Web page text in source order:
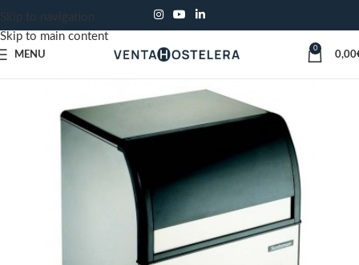
Skip to navigation
Skip to main content
MENU
0
0,00